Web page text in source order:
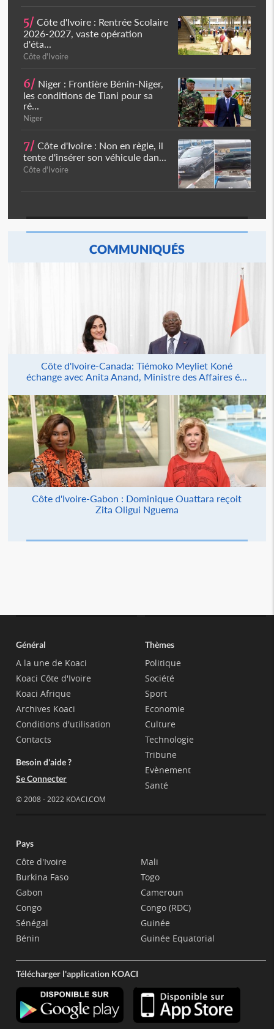
5/ Côte d'Ivoire : Rentrée Scolaire
2026-2027, vaste opération
d'éta...
Côte d'Ivoire
6/ Niger : Frontière Bénin-Niger,
les conditions de Tiani pour sa
ré...
Niger
7/ Côte d'Ivoire : Non en règle, il
tente d'insérer son véhicule dan...
Côte d'Ivoire
COMMUNIQUÉS
Côte d'Ivoire-Canada: Tiémoko Meyliet Koné
échange avec Anita Anand, Ministre des Affaires é...
Côte d'Ivoire-Gabon : Dominique Ouattara reçoit
Zita Oligui Nguema
Général
A la une de Koaci
Koaci Côte d'Ivoire
Koaci Afrique
Archives Koaci
Conditions d'utilisation
Contacts
Besoin d'aide ?
Se Connecter
© 2008 - 2022 KOACI.COM
Thèmes
Politique
Société
Sport
Economie
Culture
Technologie
Tribune
Evènement
Santé
Pays
Côte d'Ivoire
Burkina Faso
Gabon
Congo
Sénégal
Bénin
Mali
Togo
Cameroun
Congo (RDC)
Guinée
Guinée Equatorial
Télécharger l'application KOACI